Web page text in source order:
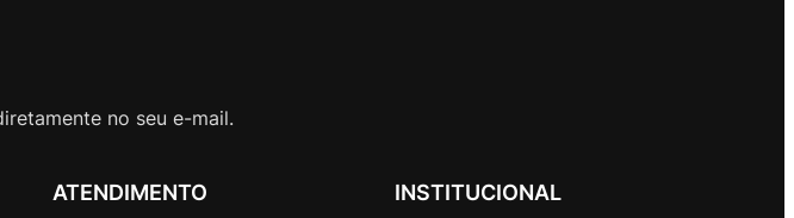
no seu e-mail.
ATENDIMENTO INSTITUCIONAL